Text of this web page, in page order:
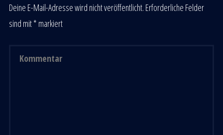
Deine E-Mail-Adresse wird nicht veröffentlicht. Erforderliche Felder
sind mit* markiert